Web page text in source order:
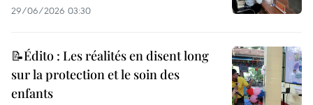
29/06/2026 03:30
📝Édito : Les réalités en disent long
sur la protection et le soin des
enfants